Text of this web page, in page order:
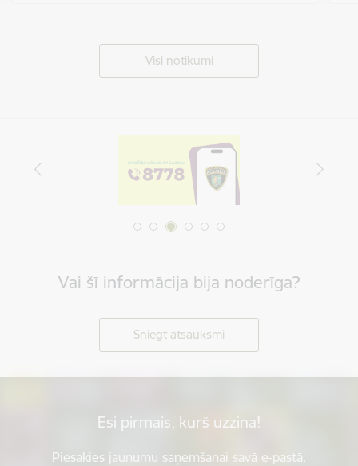
Visi notikumi
Vai šī informācija bija noderīga?
Sniegt atsauksmi
Esi pirmais, kurš uzzina!
Piesakies jaunumu saņemšanai savā e-pastā.